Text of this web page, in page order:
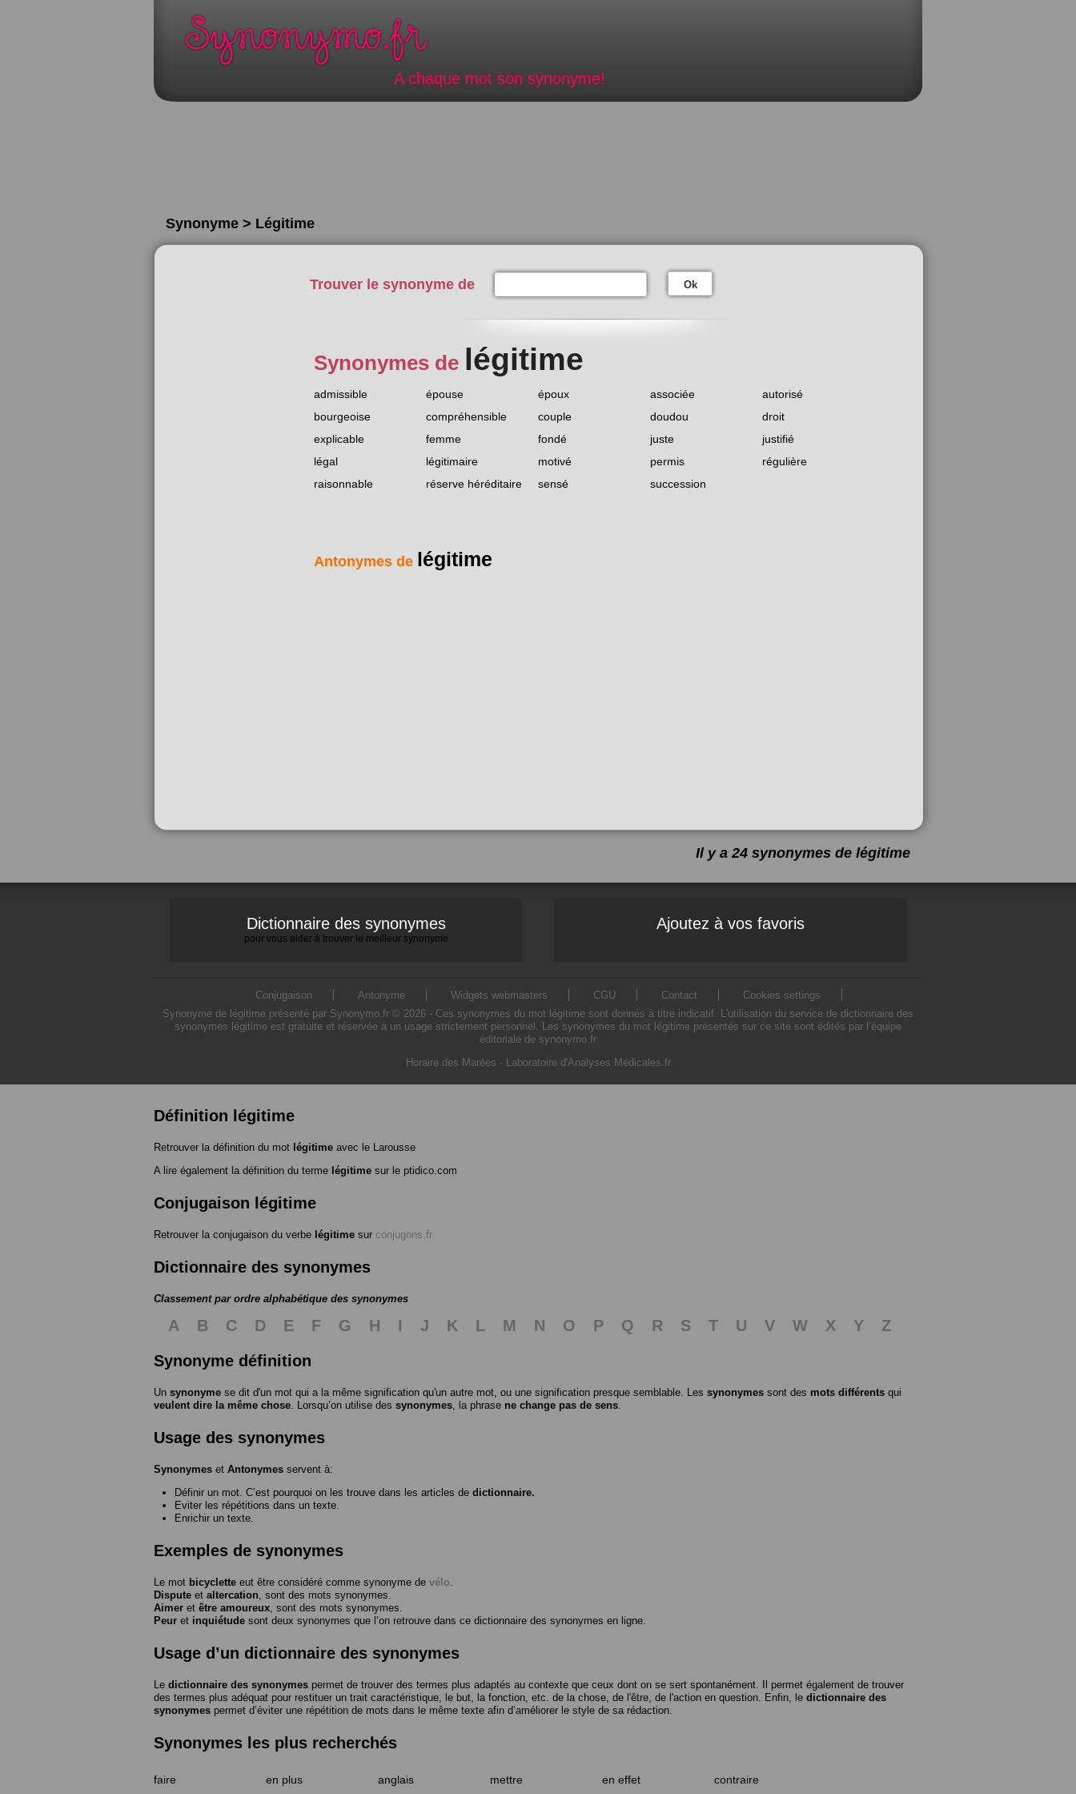
A chaque mot son synonyme!
Synonyme > Légitime
Trouver le synonyme de Ok
Synonymes de légitime
admissible épouse époux associée
autorisé
bourgeoise
compréhensible couple doudou
droit
explicable
femme fondé juste
justifié
légal
légitimaire motivé permis
régulière
raisonnable
réserve héréditaire sensé succession
Antonymes de légitime
Il y a 24 synonymes de légitime
Dictionnaire des synonymes
pour vous aider à trouver le meilleur synonyme
Ajoutez à vos favoris
Conjugaison Antonyme Widgets webmasters CGU Contact
Cookies settings
Synonyme de légitime présenté par Synonymo.fr © 2026 - Ces synonymes du mot légitime sont donnés à titre indicatif. L'utilisation du service de dictionnaire des
synonymes légitime est gratuite et réservée à un usage strictement personnel. Les synonymes du mot légitime présentés sur ce site sont édités par l’équipe
éditoriale de synonymo.fr
Horaire des Marées - Laboratoire d'Analyses Médicales.fr
Définition légitime
Retrouver la définition du mot légitime avec le Larousse
A lire également la définition du terme légitime sur le ptidico.com
Conjugaison légitime
Retrouver la conjugaison du verbe légitime sur conjugons.fr
Dictionnaire des synonymes
Classement par ordre alphabétique des synonymes
A B C D E F G H I J K L M N O P Q R S T U V W X Y
Z
Synonyme définition
Un synonyme se dit d'un mot qui a la même signification qu'un autre mot, ou une signification presque semblable. Les synonymes sont des mots différents qui
veulent dire la même chose . Lorsqu’on utilise des synonymes , la phrase ne change pas de sens
Usage des synonymes
Synonymes et Antonymes servent à:
Définir un mot. C’est pourquoi on les trouve dans les articles de dictionnaire.
Eviter les répétitions dans un texte.
Enrichir un texte.
Exemples de synonymes
Le mot bicyclette eut être considéré comme synonyme de vélo
Dispute et altercation , sont des mots synonymes.
Aimer et être amoureux , sont des mots synonymes.
Peur et inquiétude sont deux synonymes que l’on retrouve dans ce dictionnaire des synonymes en ligne.
Usage d’un dictionnaire des synonymes
Le dictionnaire des synonymes permet de trouver des termes plus adaptés au contexte que ceux dont on se sert spontanément. Il permet également de trouver
des termes plus adéquat pour restituer un trait caractéristique, le but, la fonction, etc. de la chose, de l'être, de l'action en question. Enfin, le dictionnaire des
synonymes permet d’éviter une répétition de mots dans le même texte afin d’améliorer le style de sa rédaction.
Synonymes les plus recherchés
faire en plus anglais mettre en effet contraire